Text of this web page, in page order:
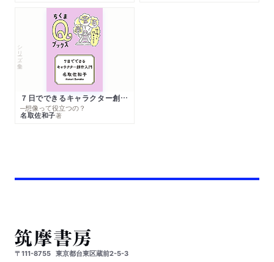
シリーズ・全集
７日でできるキャラクター創作入門
─想像って役立つの？
名取佐和子著
〒111-8755 東京都台東区蔵前2-5-3